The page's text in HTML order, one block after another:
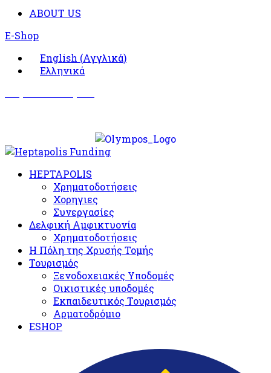
ABOUT US
E-Shop
English (Αγγλικά)
Ελληνικά
HEPTAPOLIS
Χρηματοδοτήσεις
Χορηγιες
Συνεργασίες
Δελφική Αμφικτυονία
Χρηματοδοτήσεις
Η Πόλη της Χρυσής Τομής
Τουρισμός
Ξενοδοχειακές Υποδομές​
Oικιστικές υποδομές
Εκπαιδευτικός Τουρισμός
Αρματοδρόμιο
ESHOP